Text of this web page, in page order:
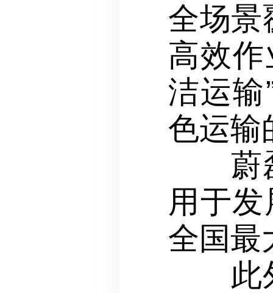
全场景
高效
洁运
色运输
蔚磊
用于
全国最
此外